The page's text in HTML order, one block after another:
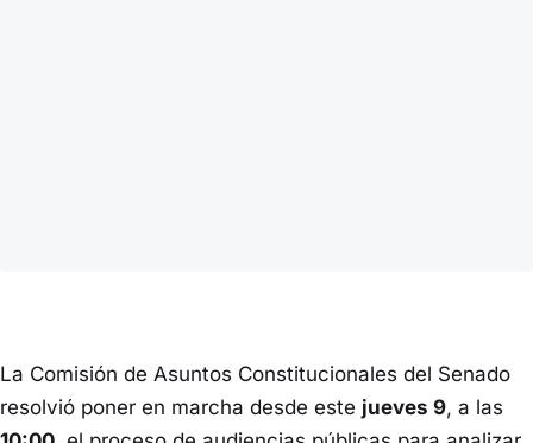
La Comisión de Asuntos Constitucionales del Senado
resolvió poner en marcha desde este jueves 9, a las